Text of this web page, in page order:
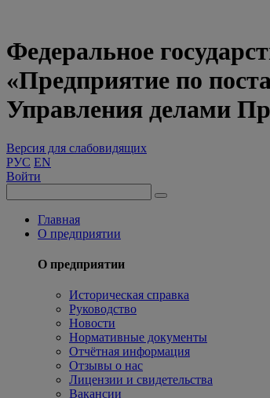
Федеральное
«Предприятие по
Управления делами
Версия для слабовидящих
РУС EN
Войти
Главная
О предприятии
О предприятии
Историческая справка
Руководство
Новости
Нормативные документы
Отчётная информация
Отзывы о нас
Лицензии и свидетельства
Вакансии